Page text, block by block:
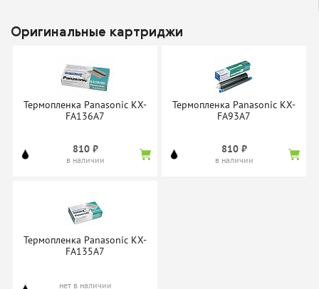
Оригинальные картриджи
Термопленка Panasonic KX-
FA136A7
810 ₽
в наличии
Термопленка Panasonic KX-
FA93A7
810 ₽
в наличии
Термопленка Panasonic KX-
FA135A7
нет в наличии